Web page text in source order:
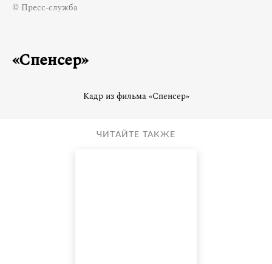
© Пресс-служба
«Спенсер»
Кадр из фильма «Спенсер»
ЧИТАЙТЕ ТАКЖЕ